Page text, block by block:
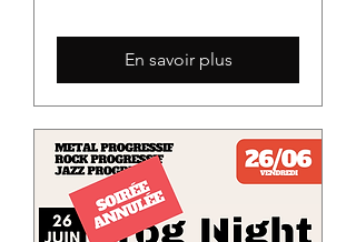
En savoir plus